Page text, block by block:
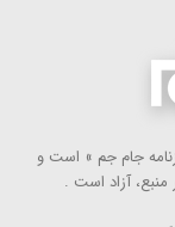
جام جم » است و
منبع، آزاد است .